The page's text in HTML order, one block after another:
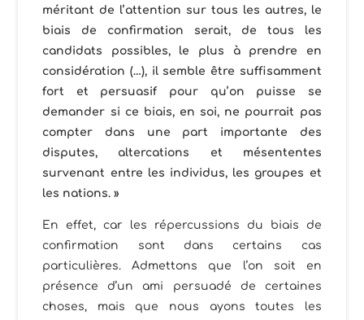
méritant de l’attention sur tous les autres, le
biais de confirmation serait, de tous les
candidats possibles, le plus à prendre en
considération (…), il semble être suffisamment
fort et persuasif pour qu’on puisse se
demander si ce biais, en soi, ne pourrait pas
compter dans une part importante des
disputes, altercations et mésententes
survenant entre les individus, les groupes et
les nations. »
En effet, car les répercussions du biais de
confirmation sont dans certains cas
particulières. Admettons que l’on soit en
présence d’un ami persuadé de certaines
choses, mais que nous ayons toutes les